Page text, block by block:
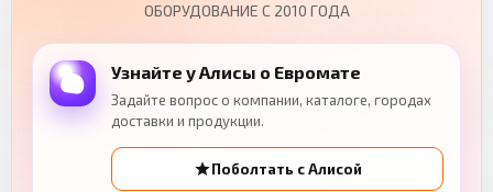
ОБОРУДОВАНИЕ С 2010 ГОДА
Узнайте у Алисы о Евромате
Задайте вопрос о компании, каталоге, городах
доставки и продукции.
Поболтать с Алисой